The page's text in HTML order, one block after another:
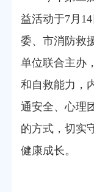
益活动于7月
委、市消防救
单位联合主办
和自救能力，
通安全、心理
的方式，切实
健康成长。